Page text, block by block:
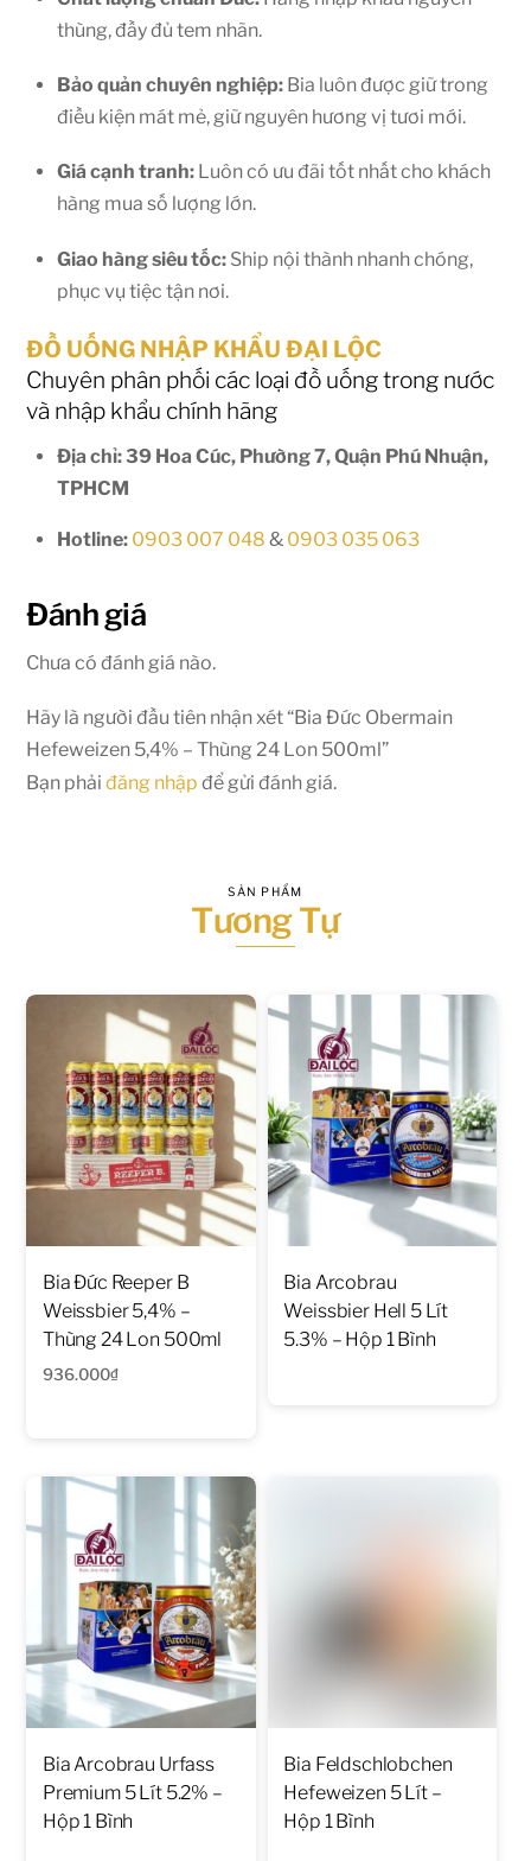
thùng, đầy đủ tem nhãn.
Bảo quản chuyên nghiệp: Bia luôn được giữ trong
điều kiện mát mẻ, giữ nguyên hương vị tươi mới.
Giá cạnh tranh: Luôn có ưu đãi tốt nhất cho khách
hàng mua số lượng lớn.
Giao hàng siêu tốc: Ship nội thành nhanh chóng,
phục vụ tiệc tận nơi.
ĐỒ UỐNG NHẬP KHẨU ĐẠI LỘC
Chuyên phân phối các loại đồ uống trong nước
và nhập khẩu chính hãng
Địa chỉ: 39 Hoa Cúc, Phường 7, Quận Phú Nhuận,
TPHCM
Hotline: 0903 007 048 & 0903 035 063
Đánh giá
Chưa có đánh giá nào.
Hãy là người đầu tiên nhận xét “Bia Đức Obermain
Hefeweizen 5,4% – Thùng 24 Lon 500ml”
Bạn phảiđăng nhập để gửi đánh giá.
SẢN PHẨM
Tương Tự
Bia Đức Reeper B
Weissbier 5,4% –
Thùng 24 Lon 500ml
936.000₫
Bia Arcobrau
Weissbier Hell 5 Lít
5.3% – Hộp 1 Bình
Bia Arcobrau Urfass
Premium 5 Lít 5.2% –
Hộp 1 Bình
Bia Feldschlobchen
Hefeweizen 5 Lít –
Hộp 1 Bình